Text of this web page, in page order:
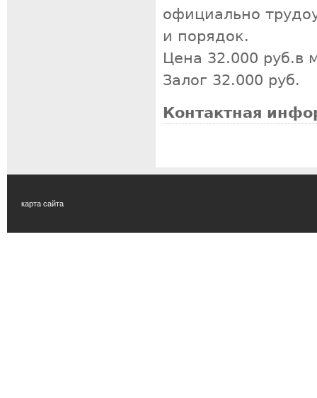
официально
и порядок.
Цена 32.000 руб.в
Залог 32.000 руб.
Контактная
карта сайта